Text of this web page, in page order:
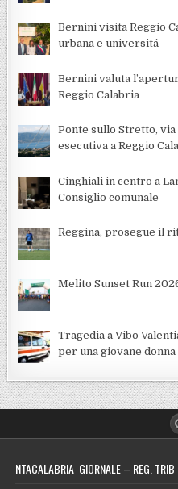
Bernini visita Reggio
urbana e universitá
Bernini valuta
Reggio Calabria
Ponte sullo Stretto,
esecutiva a Reggio
Cinghiali in centro a
Consiglio comunale
Reggina, prosegue il
Melito Sunset Run
Tragedia a Vibo
per una giovane donna
NTACALABRIA GIORNALE – REG.